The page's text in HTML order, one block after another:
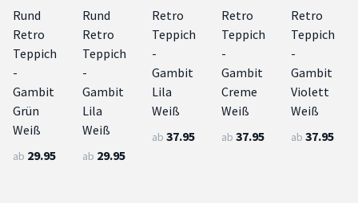
Rund
Retro
Teppich
-
Gambit
Grün
Weiß
ab 29.95
Rund
Retro
Teppich
-
Gambit
Lila
Weiß
ab 29.95
Retro
Teppich
-
Gambit
Lila
Weiß
ab 37.95
Retro
Teppich
-
Gambit
Creme
Weiß
ab 37.95
Retro
Teppich
-
Gambit
Violett
Weiß
ab 37.95